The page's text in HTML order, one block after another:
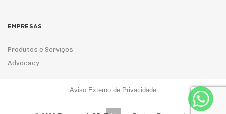
EMPRESAS
Produtos e Serviços
Advocacy
Aviso Externo de Privacidade